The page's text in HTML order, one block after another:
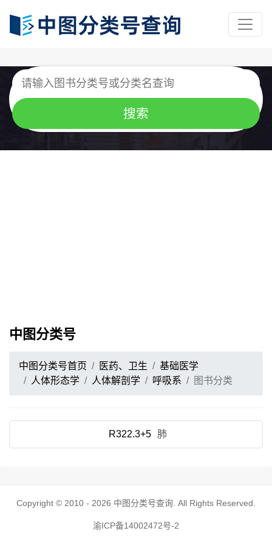
中图分类号
中图分类号首页 医药、卫生
基础医学
人体形态学
人体解剖学 呼吸系 图书分类
R322.3+5 肺
Copyright © 2010 - 2026 中图分类号查询 . All Rights Reserved.
渝ICP备14002472号-2